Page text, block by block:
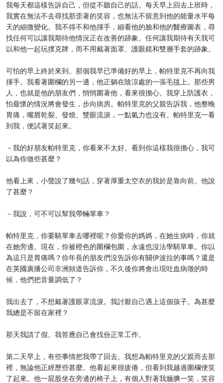
我每天都這樣告訴自己，但從不聽自己的話。每天早上回去上班時，
我實在無法不去尋找那歪著的笑容，也無法不留意到他的能量水平每
天的細微變化。我不得不和他揮手，細看他的臉和他的醫療圖表，尋
找任何可以讓我期待他情況正在改善的跡象。任何讓我期待有天我可
以和他一起玩撲克牌，而不用戴著面罩、護眼鏡和雙層手套的跡象。
可怕的早上終於來到。那個我早已準備好的早上，帕特里克不再向我
揮手。我看著圍欄的另一邊，他正躺在陰涼處的一張毛毯上。那些男
人，也就是他的朋友們，悄悄圍著他，看來很擔心。我穿上防護衣，
怕最懷的情況將會發生，步向病房。帕特里克的父親告訴我，他整晚
胃痛，嘴唇乾裂、發燒、雙眼流淚，一點氣力也沒有。帕特里克一看
到我，便試著笑起來。
－我的好朋友帕特里克，你看來不太好。看到你這樣我很擔心，我可
以為你做些甚麼？
他看上來，小聲說了幾句話，穿著厚重太空衣的我於是靠向前。他說
了甚麼？
－我說，可不可以幫我帶輛單車？
帕特里克，你要騎單車去哪裡呢？你愛你的媽媽，在她生病時，你就
在她旁邊。現在，你被橙色的圍欄包圍，永遠也沒法學騎單車。你以
為這只是胃痛嗎？你年長的朋友們沒告訴你有關伊波拉的事嗎？還是
在英國廣播公司非洲頻道告訴你，不久後你將會出現吐血病徵的時
候，他們把音量調低了？
我出去了，不想戴著護眼罩流淚。我討厭自己遇上這個孩子。為甚麼
我總是不留在家裡？
那天我請了假。我答應自己會找份正常工作。
第二天早上，有些事情把我帶了回去。我想為帕特里克的父親而去那
裡，無論他正經歷些甚麼。他看起來很疲倦，但看到我越過圍欄便笑
了起來。他一屁股坐在旁邊的椅子上，有個人對著我腼腆一笑，笑容